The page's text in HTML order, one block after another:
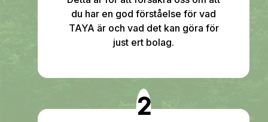
du har en god förståelse för vad
TAYA är och vad det kan göra för
just ert bolag.
2